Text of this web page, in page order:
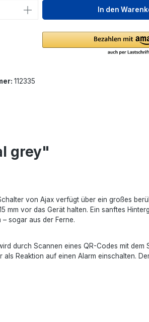
Anzahl: Gib denIn den
112335
grey"
von Ajax verfügt über ein großes
mm vor das Gerät halten. Ein sanftes
sogar aus der Ferne.
durch Scannen eines QR-Codes mit dem
Reaktion auf einen Alarm einschalten.